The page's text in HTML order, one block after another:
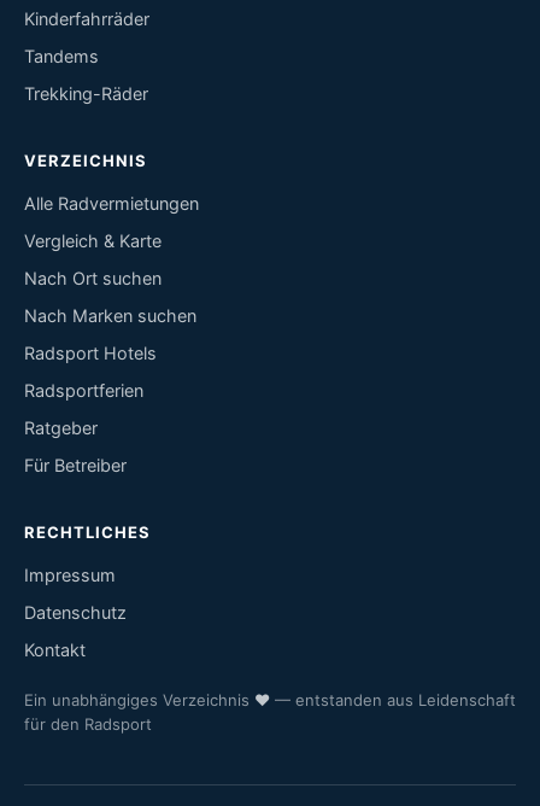
Kinderfahrräder
Tandems
Trekking-Räder
VERZEICHNIS
Alle Radvermietungen
Vergleich & Karte
Nach Ort suchen
Nach Marken suchen
Radsport Hotels
Radsportferien
Ratgeber
Für Betreiber
RECHTLICHES
Impressum
Datenschutz
Kontakt
Ein unabhängiges Verzeichnis ♥ — entstanden aus Leidenschaft
für den Radsport